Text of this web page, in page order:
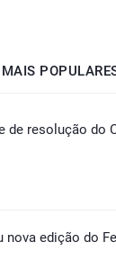
de resolução do
nova edição do